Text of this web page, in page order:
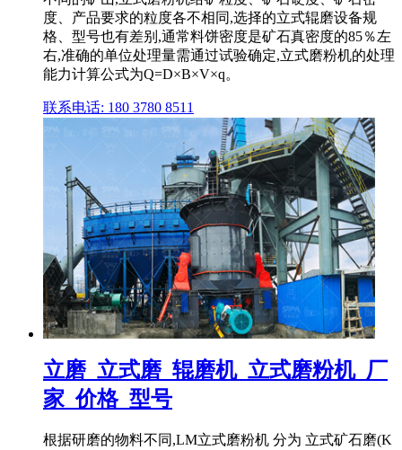
度、产品要求的粒度各不相同,选择的立式辊磨设备规
格、型号也有差别,通常料饼密度是矿石真密度的85％左
右,准确的单位处理量需通过试验确定,立式磨粉机的处理
能力计算公式为Q=D×B×V×q。
联系电话: 180 3780 8511
立磨_立式磨_辊磨机_立式磨粉机_厂
家_价格_型号
根据研磨的物料不同,LM立式磨粉机 分为 立式矿石磨(K